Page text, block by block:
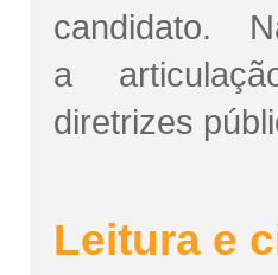
candidato.
a
diretrizes
Leitura e